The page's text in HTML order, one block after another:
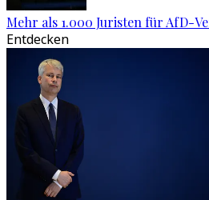
Mehr als 1.000 Juristen für AfD-
Entdecken